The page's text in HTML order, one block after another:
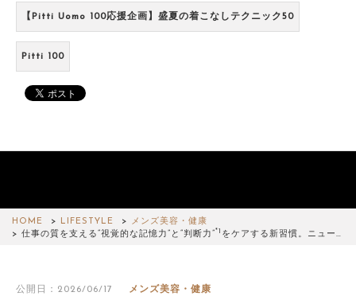
【Pitti Uomo 100応援企画】盛夏の着こなしテクニック50
Pitti 100
HOME LIFESTYLE
メンズ美容・健康
仕事の質を支える“視覚的な記憶力”と“判断力”*1 をケアする新習慣。ニュー…
公開日：2026/06/17 メンズ美容・健康